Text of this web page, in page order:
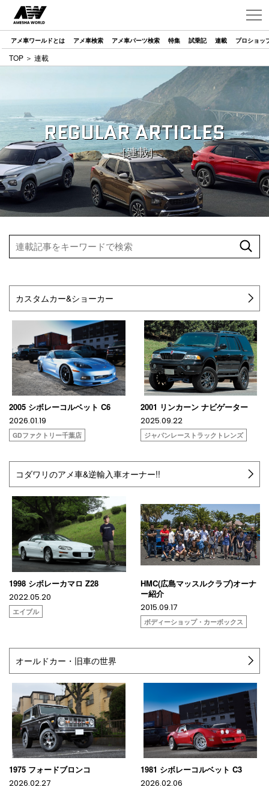
アメ車ワールドとは アメ車検索 アメ車パーツ検索 特集 試乗記 連載 プロショッ
TOP ＞ 連載
REGULAR ARTICLES
［連載］
カスタムカー&ショーカー
2005 シボレーコルベット C6
2026.01.19
GDファクトリー千葉店
2001 リンカーン ナビゲーター
2025.09.22
ジャパンレーストラックトレンズ
コダワリのアメ車&逆輸入車オーナー!!
1998 シボレーカマロ Z28
2022.05.20
エイブル
HMC(広島マッスルクラブ)オーナ
ー紹介
2015.09.17
ボディーショップ・カーボックス
オールドカー・旧車の世界
1975 フォードブロンコ
2026.02.27
1981 シボレーコルベット C3
2026.02.06